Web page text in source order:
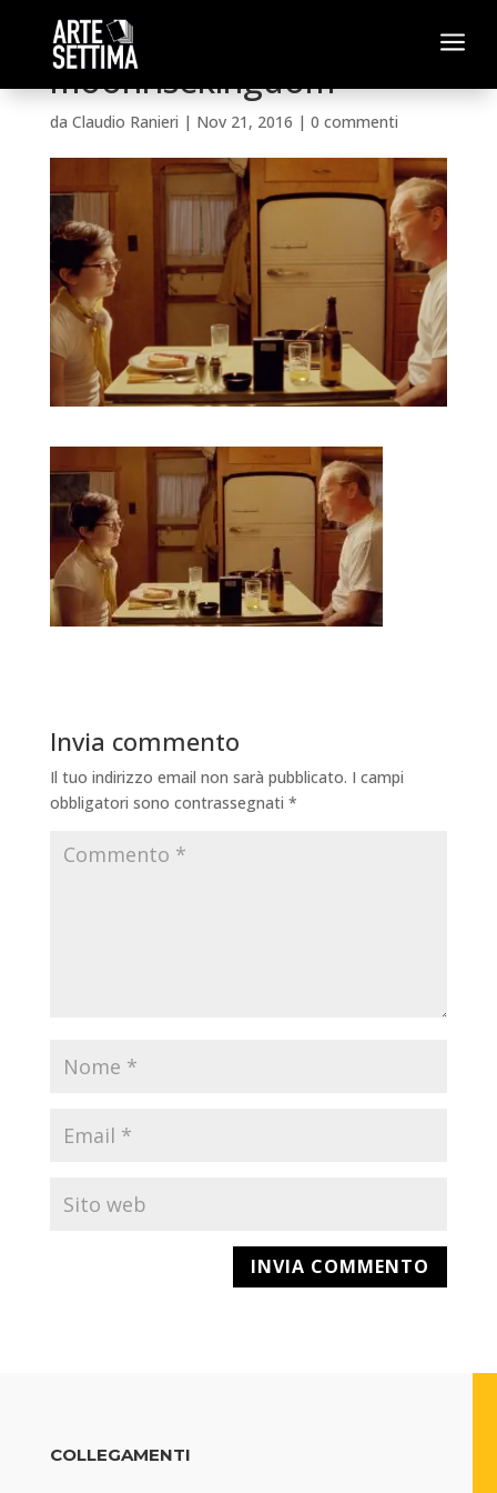
a
moonrisekingdom
da Claudio Ranieri | Nov 21, 2016 | 0 commenti
Invia commento
Il tuo indirizzo email non sarà pubblicato. I campi
obbligatori sono contrassegnati *
COLLEGAMENTI